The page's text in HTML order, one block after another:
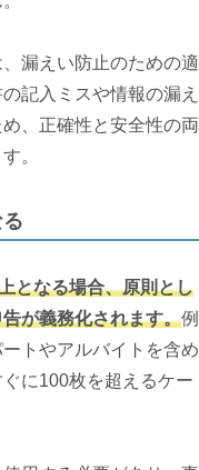
漏えい防止のための適
記入ミスや情報の漏え
、正確性と安全性の両
。
となる場合、原則とし
が義務化されます。例
トやアルバイトを含め
に100枚を超えるケー